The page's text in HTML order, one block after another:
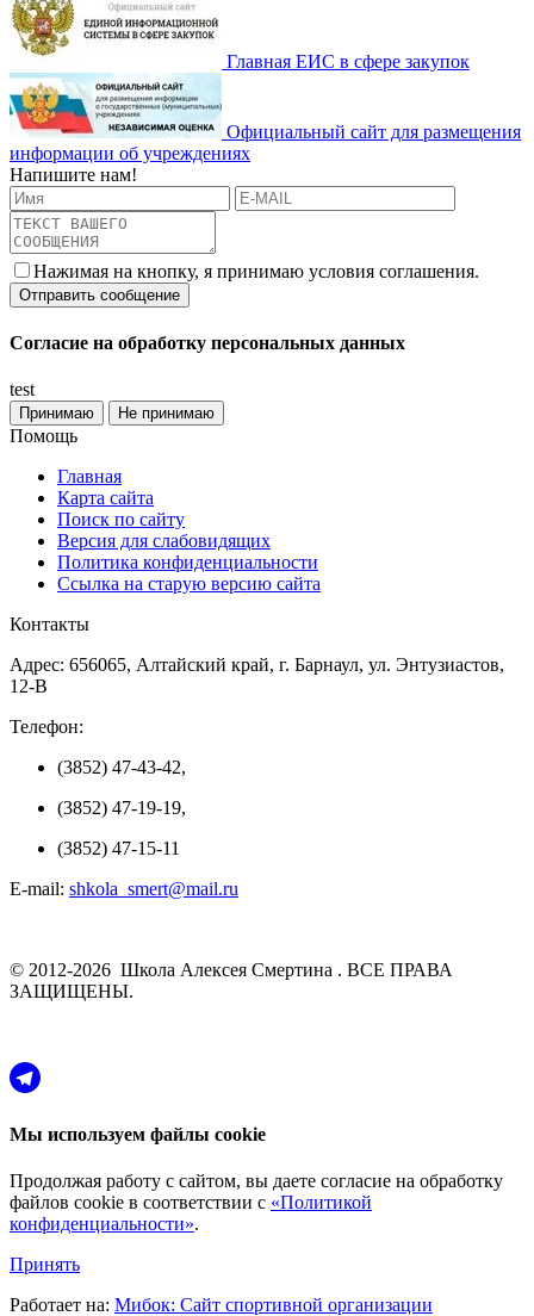
Главная ЕИС в сфере закупок
Официальный сайт для размещения
информации об учреждениях
Напишите нам!
Нажимая на кнопку, я принимаю условия соглашения.
Согласие на обработку персональных данных
test
Принимаю Не принимаю
Помощь
Главная
Карта сайта
Поиск по сайту
Версия для слабовидящих
Политика конфиденциальности
Ссылка на старую версию сайта
Контакты
Адрес: 656065, Алтайский край, г. Барнаул, ул. Энтузиастов,
12-В
Телефон:
(3852) 47-43-42,
(3852) 47-19-19,
(3852) 47-15-11
E-mail: shkola_smert@mail.ru
© 2012-2026 Школа Алексея Смертина . ВСЕ ПРАВА
ЗАЩИЩЕНЫ.
Мы используем файлы cookie
Продолжая работу с сайтом, вы даете согласие на обработку
файлов cookie в соответствии с «Политикой
конфиденциальности».
Принять
Работает на: Мибок: Сайт спортивной организации